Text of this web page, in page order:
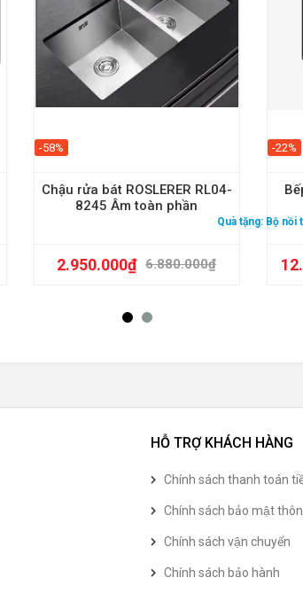
-58%
Chậu rửa bát ROSLERER RL04-
8245 Âm toàn phần
6.880.000₫
2.950.000₫
-22%
Quà tặng: Bộ nồi
HỖ TRỢ KHÁCH HÀNG
Chính sách thanh toán
Chính sách bảo mật
Chính sách vận chuyển
Chính sách bảo hành